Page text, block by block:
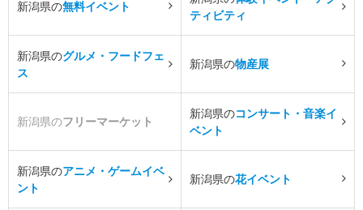
新潟県の無料イベント
ティビティ
新潟県のグルメ・フードフェ
ス
新潟県の物産展
新潟県のフリーマーケット
新潟県のコンサート・音楽イ
ベント
新潟県のアニメ・ゲームイベ
ント
新潟県の花イベント